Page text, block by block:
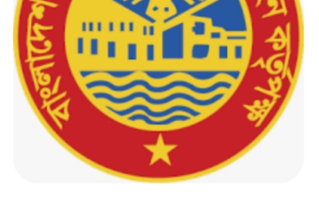
আজাদ
মোল্লাকে
ঘিরে
সিন্ডিকেটের
লুটপাটের
বিস্ফোরক
তথ্য
ফাঁস